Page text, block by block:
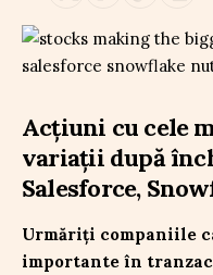
Acțiuni cu cele
variații după
Salesforce,
Urmăriți companiile
importante în